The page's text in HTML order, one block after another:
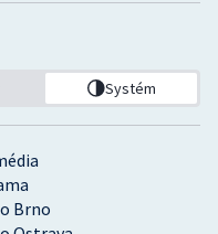
Brno
Systém